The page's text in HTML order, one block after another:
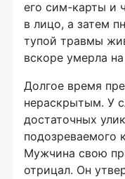
его сим-карты и
в лицо, а затем
тупой травмы
вскоре умерла
Долгое время
нераскрытым. У
достаточных
подозреваемого
Мужчина свою
отрицал. Он